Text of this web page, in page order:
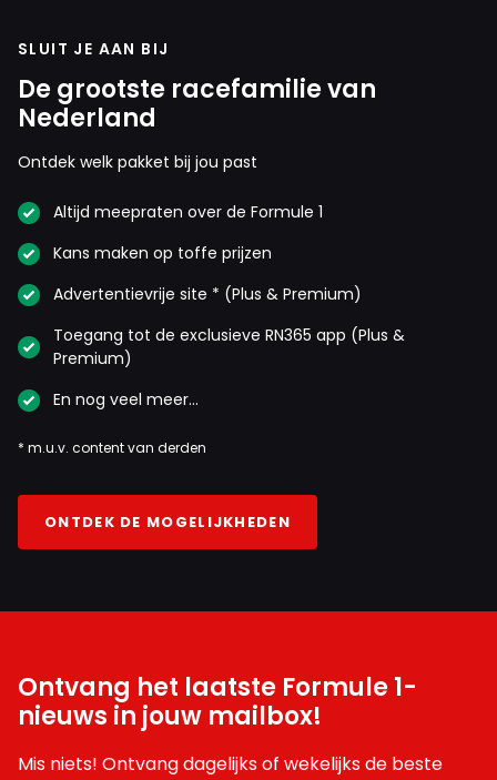
jaar is geweest … als Hamilton wint is het jaar duidelijk
mislukt om het doel te behalen… wint Max ..dan zal het
nog ff duren voor de FIA besloten heeft wie het kroontje
realistisch! … deze race bepaalt alles ! Zelfs hoe de FIA
SLUIT JE AAN BIJ
De grootste racefamilie van
Nederland
Ontdek welk pakket bij jou past
Altijd meepraten over de Formule 1
Kans maken op toffe prijzen
Advertentievrije site * (Plus & Premium)
Toegang tot de exclusieve RN365 app (Plus &
Premium)
En nog veel meer…
* m.u.v. content van derden
ONTDEK DE MOGELIJKHEDEN
Ontvang het laatste Formule 1-
nieuws in jouw mailbox!
Mis niets! Ontvang dagelijks of wekelijks de beste